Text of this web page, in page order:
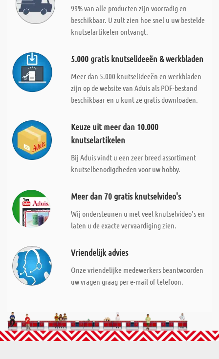
99% van alle producten zijn voorradig en
beschikbaar. U zult zien hoe snel u uw bestelde
knutselartikelen ontvangt.
5.000 gratis knutselideeën & werkbladen
Meer dan 5.000 knutselideeën en werkbladen
zijn op de website van Aduis als PDF-bestand
beschikbaar en u kunt ze gratis downloaden.
Keuze uit meer dan 10.000
knutselartikelen
Bij Aduis vindt u een zeer breed assortiment
knutselbenodigdheden voor uw hobby.
Meer dan 70 gratis knutselvideo's
Wij ondersteunen u met veel knutselvideo's en
laten u de exacte vervaardiging zien.
Vriendelijk advies
Onze vriendelijke medewerkers beantwoorden
uw vragen graag per e-mail of telefoon.